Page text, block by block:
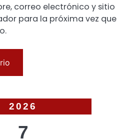
correo electrónico y sitio
para la próxima vez que
2026
7